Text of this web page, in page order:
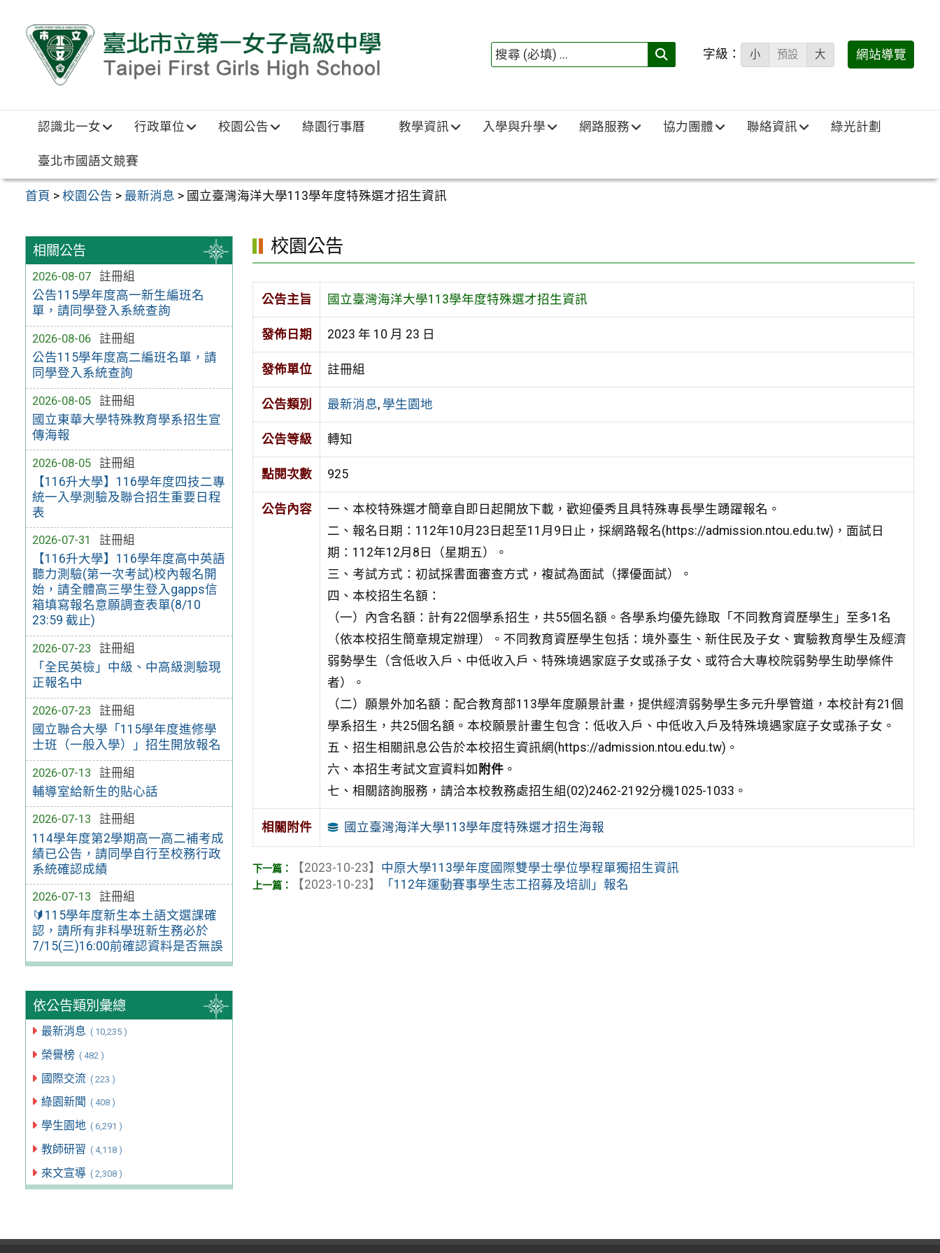
搜
填)：
字級： 小 預設 大 網站導覽
認識北一女 行政單位 校園公告 綠園行事曆 教學資訊 入學與升學 網路服務 協力團體 聯絡資訊 綠光計劃
臺北市國語文競賽
首頁 >校園公告 > 最新消息 > 國立臺灣海洋大學113學年度特殊選才招生資訊
相關公告
2026-08-07
註冊組
公告115學年度高一新生編班名
單，請同學登入系統查詢
2026-08-06
註冊組
公告115學年度高二編班名單，請
同學登入系統查詢
2026-08-05
註冊組
國立東華大學特殊教育學系招生宣
傳海報
2026-08-05
註冊組
【116升大學】116學年度四技二專
統一入學測驗及聯合招生重要日程
表
2026-07-31
註冊組
【116升大學】116學年度高中英語
聽力測驗(第一次考試)校內報名開
始，請全體高三學生登入gapps信
箱填寫報名意願調查表單(8/10
23:59 截止)
2026-07-23
註冊組
「全民英檢」中級、中高級測驗現
正報名中
2026-07-23
註冊組
國立聯合大學「115學年度進修學
士班（一般入學）」招生開放報名
2026-07-13
註冊組
輔導室給新生的貼心話
2026-07-13
註冊組
114學年度第2學期高一高二補考成
績已公告，請同學自行至校務行政
系統確認成績
2026-07-13
註冊組
🔰115學年度新生本土語文選課確
認，請所有非科學班新生務必於
7/15(三)16:00前確認資料是否無誤
依公告類別彙總
最新消息 ( 10,235 )
榮譽榜 ( 482 )
國際交流 ( 223 )
綠園新聞 ( 408 )
學生園地 ( 6,291 )
教師研習 ( 4,118 )
來文宣導 ( 2,308 )
校園公告
公告主旨 國立臺灣海洋大學113學年度特殊選才招生資訊
發佈日期 2023 年 10 月 23 日
發佈單位 註冊組
公告類別 最新消息, 學生園地
公告等級 轉知
點閱次數 925
公告內容
一、本校特殊選才簡章自即日起開放下載，歡迎優秀且具特殊專長學生踴躍報名。
二、報名日期：112年10月23日起至11月9日止，採網路報名(https://admission.ntou.edu.tw)，面試日
期：112年12月8日（星期五）。
三、考試方式：初試採書面審查方式，複試為面試（擇優面試）。
四、本校招生名額：
（一）內含名額：計有22個學系招生，共55個名額。各學系均優先錄取「不同教育資歷學生」至多1名
（依本校招生簡章規定辦理）。不同教育資歷學生包括：境外臺生、新住民及子女、實驗教育學生及經濟
弱勢學生（含低收入戶、中低收入戶、特殊境遇家庭子女或孫子女、或符合大專校院弱勢學生助學條件
者）。
（二）願景外加名額：配合教育部113學年度願景計畫，提供經濟弱勢學生多元升學管道，本校計有21個
學系招生，共25個名額。本校願景計畫生包含：低收入戶、中低收入戶及特殊境遇家庭子女或孫子女。
五、招生相關訊息公告於本校招生資訊網(https://admission.ntou.edu.tw)。
六、本招生考試文宣資料如 附件。
七、相關諮詢服務，請洽本校教務處招生組(02)2462-2192分機1025-1033。
相關附件 國立臺灣海洋大學113學年度特殊選才招生海報
【2023-10-23】 中原大學113學年度國際雙學士學位學程單獨招生資訊
【2023-10-23】
「112年運動賽事學生志工招募及培訓」報名